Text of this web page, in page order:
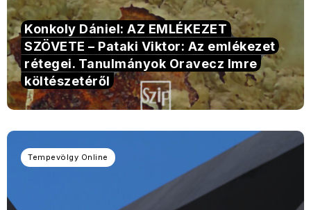
Konkoly Dániel: AZ EMLÉKEZET
SZÖVETE – Pataki Viktor: Az emlékezet
rétegei. Tanulmányok Oravecz Imre
költészetéről
Tempevölgy Online